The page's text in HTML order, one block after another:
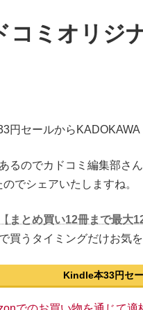
コミオリジ
円セールから
るのでカドコミ編集部さ
でシェアいたしますね。
【 まとめ買い12冊まで最大
買うタイミングだけお気を
Kindle本33円セー